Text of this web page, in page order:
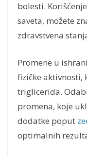
bolesti.
saveta, možete
zdravstvena
Promene u
fizičke aktivnosti,
triglicerida.
promena, koje
dodatke poput
optimalnih